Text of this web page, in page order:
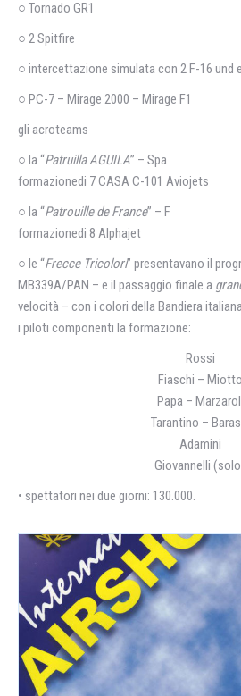
○ Tornado GR1
○ 2 Spitfire
○ intercettazione simulata con 2 F-16 und
○ PC-7 – Mirage 2000 – Mirage F1
gli acroteams
○ la “Patruilla AGUILA” – Spa
formazionedi 7 CASA C-101 Aviojets
○ la “Patrouille de France” – F
formazionedi 8 Alphajet
○ le “Frecce Tricolori” presentavano il
MB339A/PAN – e il passaggio finale a
velocità – con i colori della Bandiera
i piloti componenti la formazione:
Rossi
Fiaschi – Miotto
Papa –
Tarantino –
Adamini
Giovannelli
• spettatori nei due giorni: 130.000.